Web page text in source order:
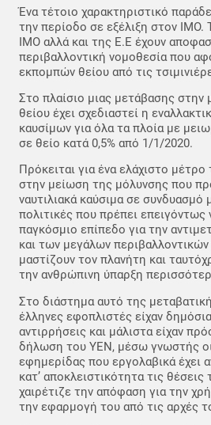
Ένα τέτοιο χαρακτηριστικό
την περίοδο σε εξέλιξη στον IMO.
IMO αλλά και της Ε.Ε έχουν
περιβαλλοντική νομοθεσία που
εκπομπών θείου από τις
Στο πλαίσιο μιας μετάβασης
θείου έχει σχεδιαστεί η
καυσίμων για όλα τα πλοία με
σε θείο κατά 0,5% από 1/1/2020.
Πρόκειται για ένα ελάχιστο
στην μείωση της μόλυνσης που
ναυτιλιακά καύσιμα σε συνδυασμό
πολιτικές που πρέπει
παγκόσμιο επίπεδο για την
και των μεγάλων
μαστίζουν τον πλανήτη και
την ανθρώπινη ύπαρξη
Στο διάστημα αυτό της
έλληνες εφοπλιστές είχαν
αντιρρήσεις και μάλιστα είχαν
δήλωση του ΥΕΝ, μέσω γνωστής
εφημερίδας που εργολαβικά έχει
κατ’ αποκλειστικότητα τις
χαιρέτιζε την απόφαση για την
την εφαρμογή του από τις αρχές